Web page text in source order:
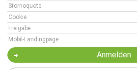
Stornoquote
Cookie
Freigabe
Mobil-Landingpage
Anmelden